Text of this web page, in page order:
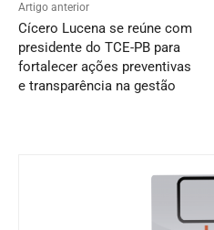
Artigo anterior
Cícero Lucena se reúne com
presidente do TCE-PB para
fortalecer ações preventivas
e transparência na gestão